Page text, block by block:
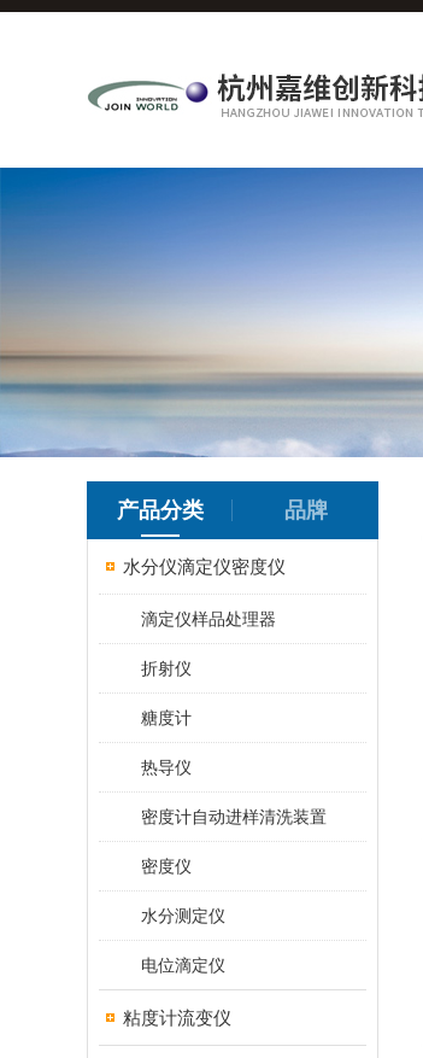
产品分类 品牌
水分仪滴定仪密度仪
滴定仪样品处理器
折射仪
糖度计
热导仪
密度计自动进样清洗装置
密度仪
水分测定仪
电位滴定仪
粘度计流变仪